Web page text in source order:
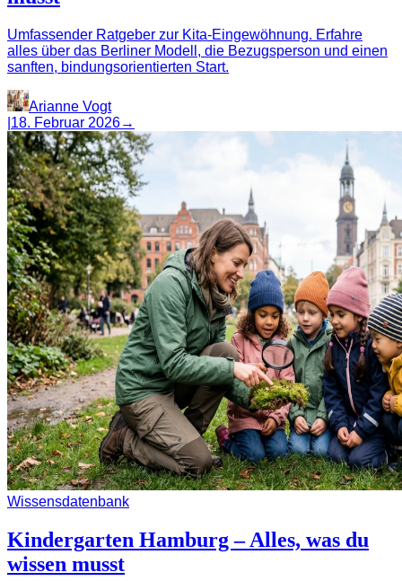
Umfassender Ratgeber zur Kita-Eingewöhnung. Erfahre
alles über das Berliner Modell, die Bezugsperson und einen
sanften, bindungsorientierten Start.
Arianne Vogt
18. Februar 2026→
Wissensdatenbank
Kindergarten Hamburg – Alles, was du
wissen musst